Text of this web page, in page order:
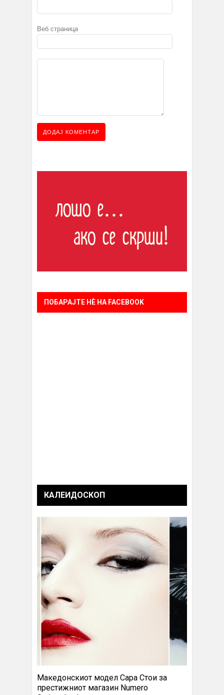
Веб страница
ПОБАРАЈТЕ НÈ НА FACEBOOK
КАЛЕИДОСКОП
Македонскиот модел Сара Стои за
престижниот магазин Numero